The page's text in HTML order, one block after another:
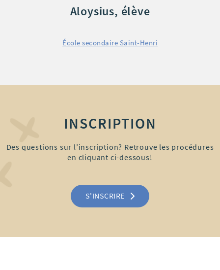
Alycia-Rose, élève
École secondaire Marguerite-De
INSCRIPTION
Des questions sur l’inscription? Retrouve les procédures
en cliquant ci-dessous!
S'INSCRIRE